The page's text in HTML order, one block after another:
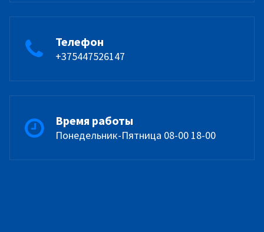
Телефон
+375447526147
Время работы
Понедельник-Пятница 08-00 18-00